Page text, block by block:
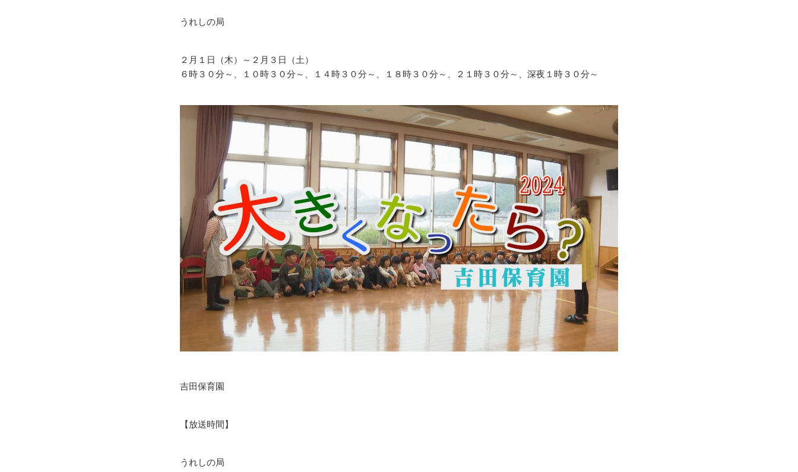
うれしの局
２月１日（木）～２月３日（土）
６時３０分～、１０時３０分～、１４時３０分～、１８時３０分～、２１時３０分～、深夜１時３０分～
吉田保育園
【放送時間】
うれしの局